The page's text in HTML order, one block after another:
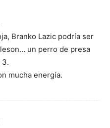
Branko Lazic podría ser
un perro de presa
3.
mucha energía.